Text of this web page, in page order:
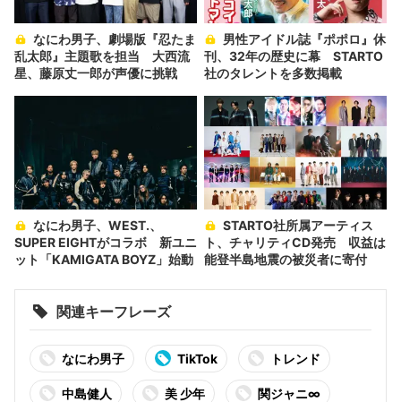
乱太郎』主題歌を担当 大西流
星、藤原丈一郎が声優に挑戦
刊、32年の歴史に幕 STARTO
社のタレントを多数掲載
SUPER EIGHTがコラボ 新ユニ
ット「KAMIGATA BOYZ」始動
ト、チャリティCD発売 収益は
能登半島地震の被災者に寄付
関連キーフレーズ
なにわ男子 TikTok トレンド
中島健人 美 少年 関ジャニ∞